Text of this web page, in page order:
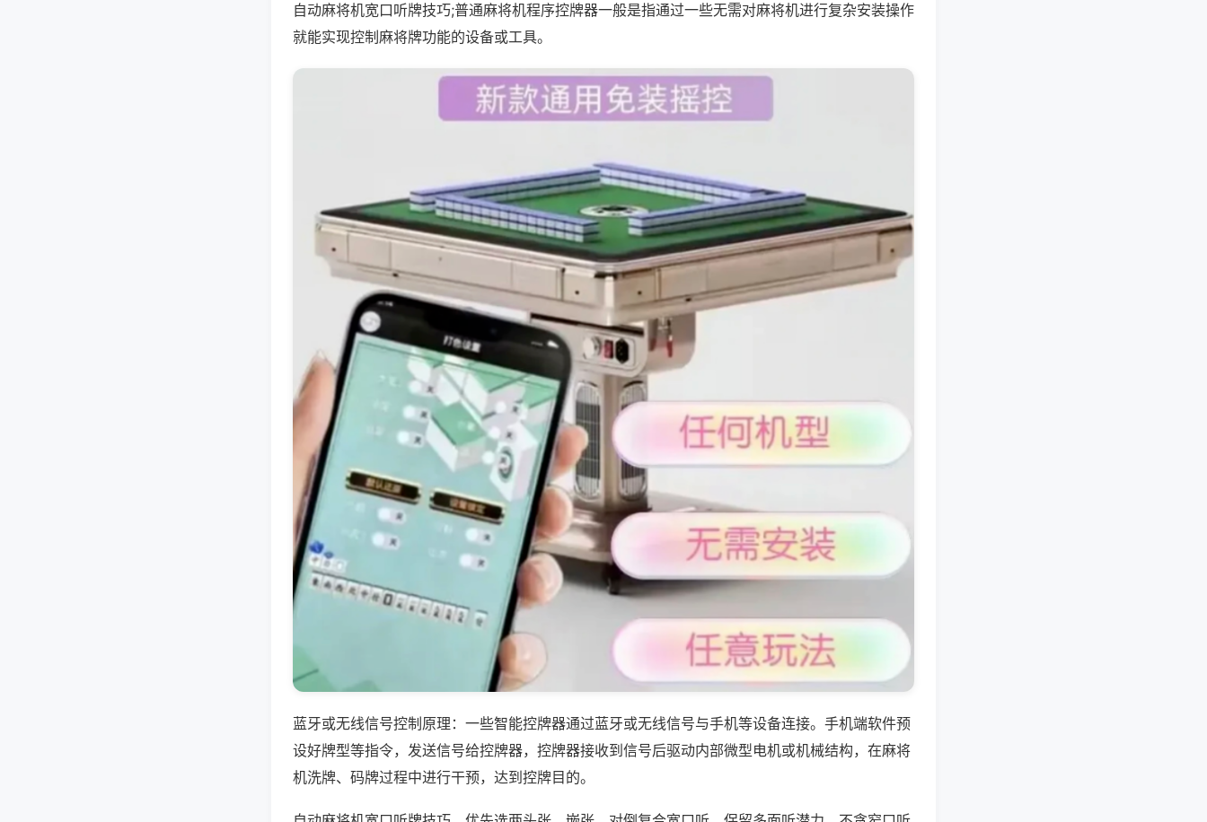
自动麻将机宽口听牌技巧;普通麻将机程序控牌器一般是指通过一些无需对麻将机进行复杂安装操作
就能实现控制麻将牌功能的设备或工具。
蓝牙或无线信号控制原理：一些智能控牌器通过蓝牙或无线信号与手机等设备连接。手机端软件预
设好牌型等指令，发送信号给控牌器，控牌器接收到信号后驱动内部微型电机或机械结构，在麻将
机洗牌、码牌过程中进行干预，达到控牌目的。